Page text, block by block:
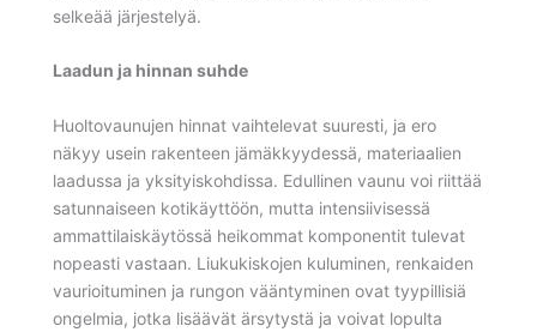
selkeää järjestelyä.
Laadun ja hinnan suhde
Huoltovaunujen hinnat vaihtelevat suuresti, ja ero
näkyy usein rakenteen jämäkkyydessä, materiaalien
laadussa ja yksityiskohdissa. Edullinen vaunu voi riittää
satunnaiseen kotikäyttöön, mutta intensiivisessä
ammattilaiskäytössä heikommat komponentit tulevat
nopeasti vastaan. Liukukiskojen kuluminen, renkaiden
vaurioituminen ja rungon vääntyminen ovat tyypillisiä
ongelmia, jotka lisäävät ärsytystä ja voivat lopulta